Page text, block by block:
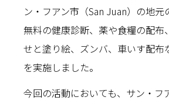
ン・フアン市（San Juan）の地元
無料の健康診断、薬や食糧の配布
せと塗り絵、ズンバ、車いす配布
を実施しました。
今回の活動においても、サン・フ